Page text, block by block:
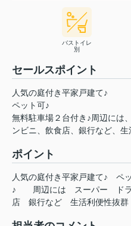
バストイレ
別
セールスポイント
人気の庭付き平家戸建て♪
ペット可♪
無料駐車場２台付き♪周辺には
ンビニ、飲食店、銀行など、生
ポイント
人気の庭付き平家戸建て♪ ペ
♪
周辺には スーパー ド
店
銀行など 生活利便性抜群